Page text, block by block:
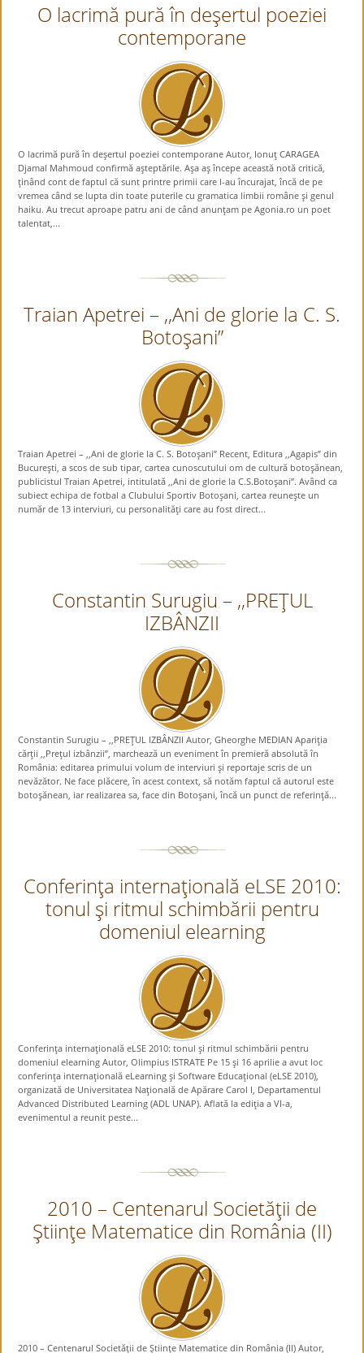
O lacrimă pură în deşertul poeziei
contemporane
O lacrimă pură în deşertul poeziei contemporane Autor, Ionuţ CARAGEA
Djamal Mahmoud confirmă aşteptările. Aşa aş începe această notă critică,
ţinând cont de faptul că sunt printre primii care l-au încurajat, încă de pe
vremea când se lupta din toate puterile cu gramatica limbii române şi genul
haiku. Au trecut aproape patru ani de când anunţam pe Agonia.ro un poet
talentat,...
Traian Apetrei – ,,Ani de glorie la C. S.
Botoşani”
Traian Apetrei – ,,Ani de glorie la C. S. Botoşani” Recent, Editura ,,Agapis” din
Bucureşti, a scos de sub tipar, cartea cunoscutului om de cultură botoşănean,
publicistul Traian Apetrei, intitulată ,,Ani de glorie la C.S.Botoşani”. Având ca
subiect echipa de fotbal a Clubului Sportiv Botoşani, cartea reuneşte un
număr de 13 interviuri, cu personalităţi care au fost direct...
Constantin Surugiu – ,,PREŢUL
IZBÂNZII
Constantin Surugiu – ,,PREŢUL IZBÂNZII Autor, Gheorghe MEDIAN Apariţia
cărţii ,,Preţul izbânzii”, marchează un eveniment în premieră absolută în
România: editarea primului volum de interviuri şi reportaje scris de un
nevăzător. Ne face plăcere, în acest context, să notăm faptul că autorul este
botoşănean, iar realizarea sa, face din Botoşani, încă un punct de referinţă...
Conferinţa internaţională eLSE 2010:
tonul şi ritmul schimbării pentru
domeniul elearning
Conferinţa internaţională eLSE 2010: tonul şi ritmul schimbării pentru
domeniul elearning Autor, Olimpius ISTRATE Pe 15 şi 16 aprilie a avut loc
conferinţa internaţională eLearning şi Software Educaţional (eLSE 2010),
organizată de Universitatea Naţională de Apărare Carol I, Departamentul
Advanced Distributed Learning (ADL UNAP). Aflată la ediţia a VI-a,
evenimentul a reunit peste...
2010 – Centenarul Societăţii de
Ştiinţe Matematice din România (II)
2010 – Centenarul Societăţii de Ştiinţe Matematice din România (II) Autor,